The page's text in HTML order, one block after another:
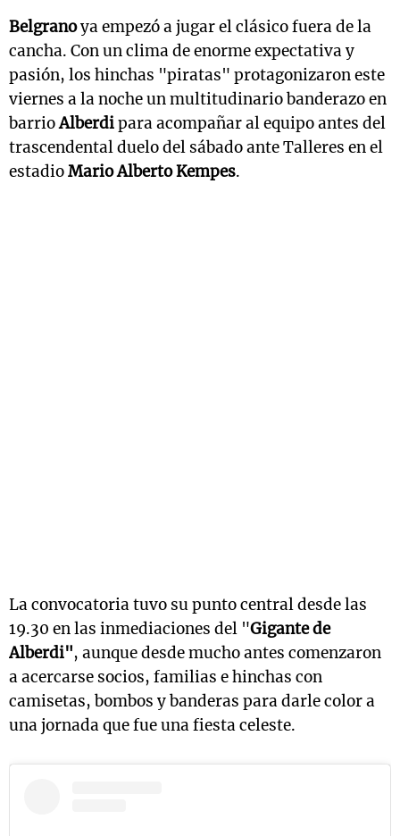
Belgranoya empezó a jugar el clásico fuera de la
cancha. Con un clima de enorme expectativa y
pasión, los hinchas "piratas" protagonizaron este
viernes a la noche un multitudinario banderazo en
barrioAlberdipara acompañar al equipo antes del
trascendental duelo del sábado ante Talleres en el
estadioMario Alberto Kempes.
La convocatoria tuvo su punto central desde las
19.30 en las inmediaciones del "Gigante de
Alberdi", aunque desde mucho antes comenzaron
a acercarse socios, familias e hinchas con
camisetas, bombos y banderas para darle color a
una jornada que fue una fiesta celeste.